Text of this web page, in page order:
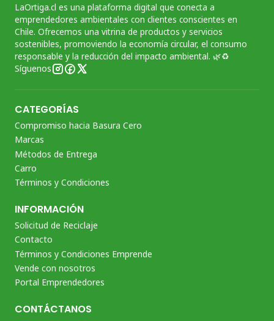
LaOrtiga.cl es una plataforma digital que conecta a
emprendedores ambientales con clientes conscientes en
Chile. Ofrecemos una vitrina de productos y servicios
sostenibles, promoviendo la economía circular, el consumo
responsable y la reducción del impacto ambiental. 🌿♻️
Síguenos
CATEGORÍAS
Compromiso hacia Basura Cero
Marcas
Métodos de Entrega
Carro
Términos y Condiciones
INFORMACIÓN
Solicitud de Reciclaje
Contacto
Términos y Condiciones Emprende
Vende con nosotros
Portal Emprendedores
CONTÁCTANOS